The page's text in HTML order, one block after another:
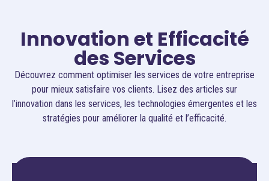
Innovation et Efficacité
des Services
Découvrez comment optimiser les services de votre entreprise
pour mieux satisfaire vos clients. Lisez des articles sur
l’innovation dans les services, les technologies émergentes et les
stratégies pour améliorer la qualité et l’efficacité.